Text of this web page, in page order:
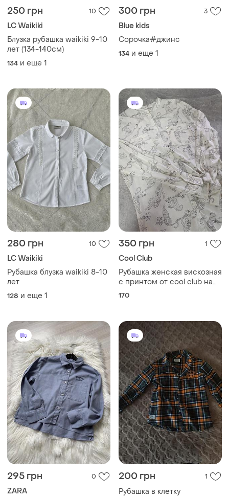
250 грн 10
LC Waikiki
Блузка рубашка waikiki 9-10
лет (134-140см)
134 и еще 1
300 грн 3
Blue kids
Сорочка#джинс
134 и еще 1
280 грн 10
LC Waikiki
Рубашка блузка waikiki 8-10
лет
128 и еще 1
350 грн 1
Cool Club
Рубашка женская вискозная
с принтом от cool club на
170 см
170
295 грн 0
ZARA
200 грн 1
Рубашка в клетку